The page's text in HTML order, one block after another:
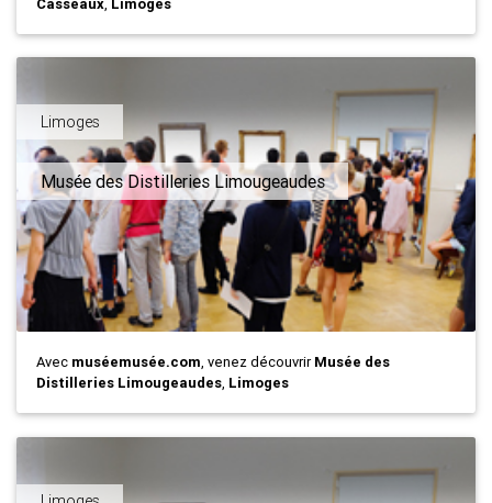
Limoges
Musée des Distilleries Limougeaudes
Avec muséemusée.com, venez découvrirMusée des
Distilleries Limougeaudes, Limoges